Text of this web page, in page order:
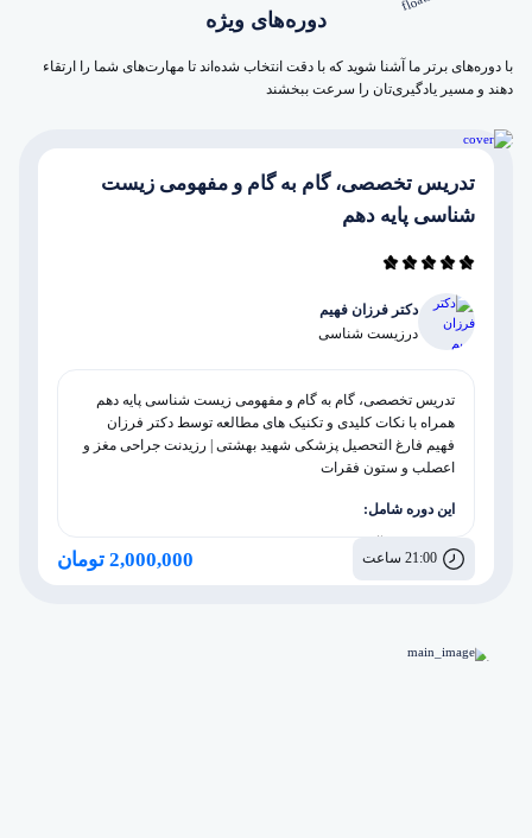
دوره‌های ویژه
با دوره‌های برتر ما آشنا شوید که با دقت انتخاب شده‌اند تا مهارت‌های شما را ارتقاء
دهند و مسیر یادگیری‌تان را سرعت ببخشند
تدریس تخصصی، گام به گام و مفهومی زیست
شناسی پایه دهم
دکتر فرزان فهیم
در زیست شناسی
تدریس تخصصی، گام به گام و مفهومی زیست شناسی پایه دهم
همراه با نکات کلیدی و تکنیک های مطالعه توسط دکتر فرزان
فهیم فارغ التحصیل پزشکی شهید بهشتی | رزیدنت جراحی مغز و
اعصلب و ستون فقرات
این دوره شامل:
پکیج گیاهی
21:00 ساعت 2,000,000 تومان